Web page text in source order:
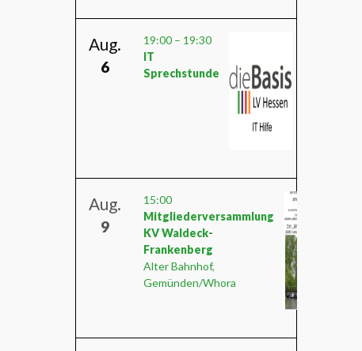
Aug.
6
19:00 – 19:30
IT
Sprechstunde
Aug.
9
15:00
Mitgliederversammlung
KV Waldeck-
Frankenberg
Alter Bahnhof,
Gemünden/Whora